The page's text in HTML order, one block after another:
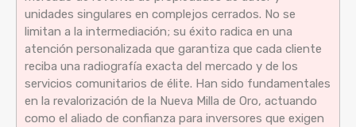
unidades singulares en complejos cerrados. No se
limitan a la intermediación; su éxito radica en una
atención personalizada que garantiza que cada cliente
reciba una radiografía exacta del mercado y de los
servicios comunitarios de élite. Han sido fundamentales
en la revalorización de la Nueva Milla de Oro, actuando
como el aliado de confianza para inversores que exigen